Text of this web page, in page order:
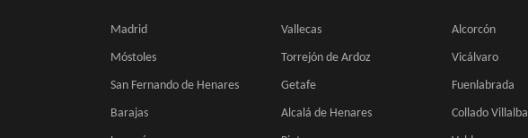
Madrid Vallecas Alcorcón
Móstoles Torrejón de Ardoz Vicálvaro
San Fernando de Henares Getafe Fuenlabrada
Barajas Alcalá de Henares Collado Villalba